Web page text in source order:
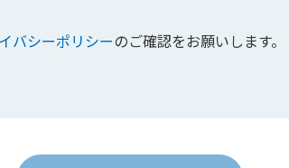
バシーポリシーのご確認をお願いします。